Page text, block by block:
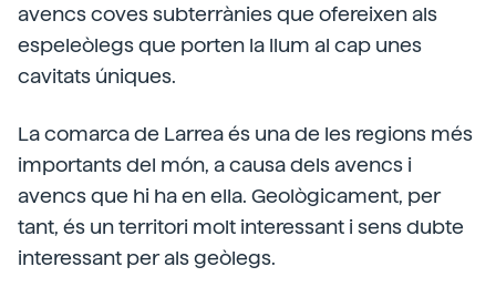
avencs coves subterrànies que ofereixen als
espeleòlegs que porten la llum al cap unes
cavitats úniques.
La comarca de Larrea és una de les regions més
importants del món, a causa dels avencs i
avencs que hi ha en ella. Geològicament, per
tant, és un territori molt interessant i sens dubte
interessant per als geòlegs.